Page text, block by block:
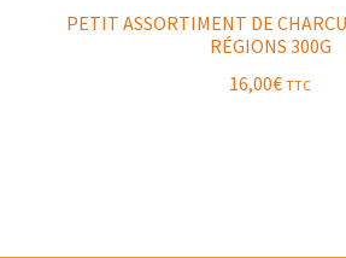
PETIT ASSORTIMENT DE
RÉGIONS 300G
16,00€ TTC